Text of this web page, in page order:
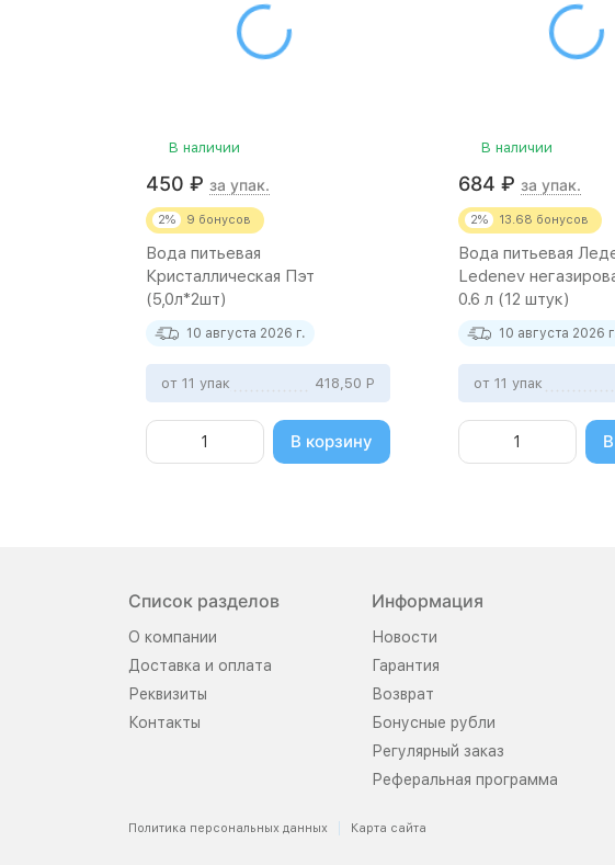
В наличии
450 ₽ за упак.
2% 9 бонусов
Вода питьевая
Кристаллическая Пэт
(5,0л*2шт)
10 августа 2026 г.
от 11 упак 418,50 Р
В корзину
В наличии
684 ₽ за упак.
2% 13.68 бонусов
Вода питьевая
Ledenev
0.6 л (12 штук)
10 августа 2026
от 11 упак
Список разделов
О компании
Доставка и оплата
Реквизиты
Контакты
Информация
Новости
Гарантия
Возврат
Бонусные рубли
Регулярный заказ
Реферальная программа
Политика персональных данных Карта сайта